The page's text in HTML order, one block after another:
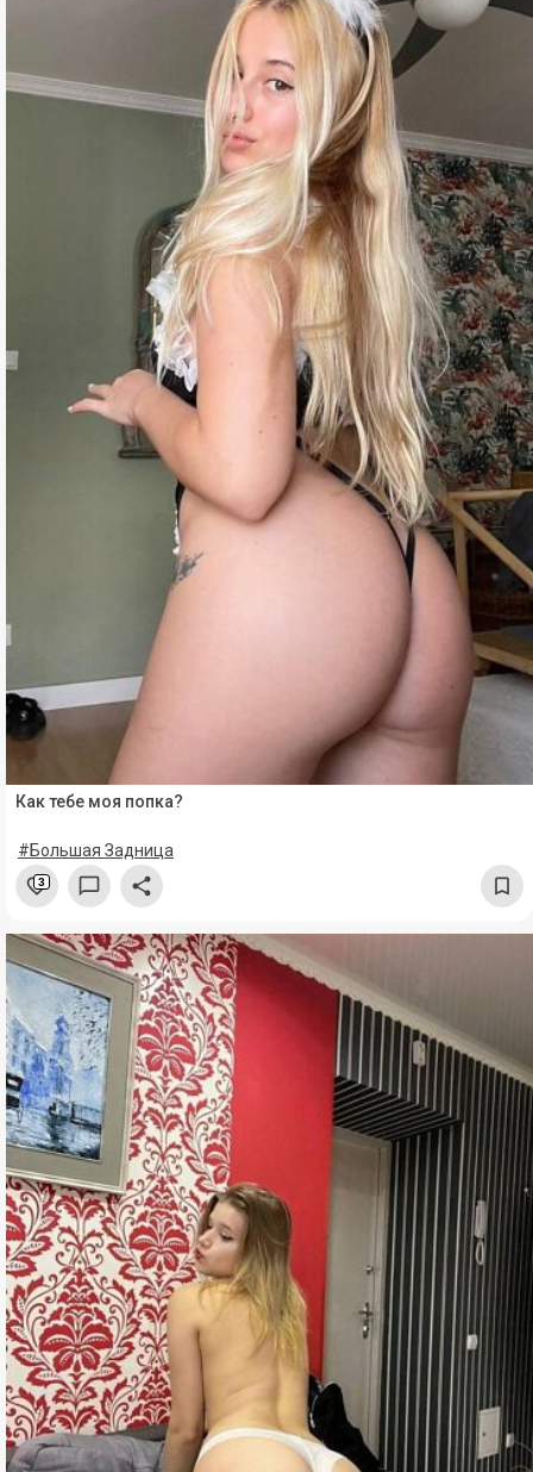
Как тебе моя попка?
#Большая Задница
3